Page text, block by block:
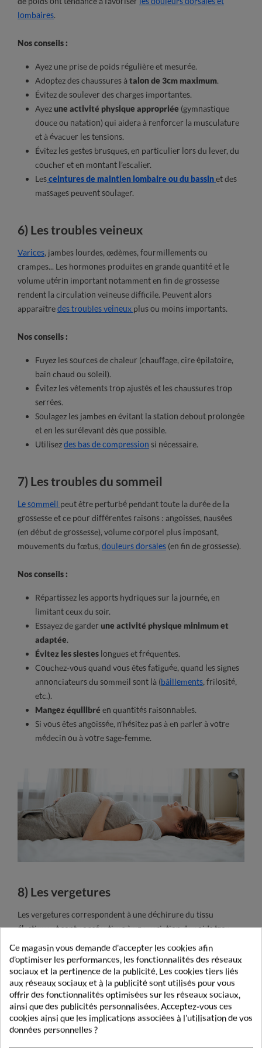
lombaires.
Nos conseils :
Ayez une prise de poids régulière et mesurée.
Adoptez des chaussures à talon de 3cm maximum.
Évitez de soulever des charges importantes.
Ayezune activité physique appropriée (gymnastique
douce ou natation) qui aidera à renforcer la musculature
et à évacuer les tensions.
Évitez les gestes brusques, en particulier lors du lever, du
coucher et en montant l’escalier.
Lesceintures de maintien lombaire ou du bassinet des
massages peuvent soulager.
6) Les troubles veineux
Varices, jambes lourdes, œdèmes, fourmillements ou
crampes... Les hormones produites en grande quantité et le
volume utérin important notamment en fin de grossesse
rendent la circulation veineuse difficile. Peuvent alors
apparaîtredes troubles veineux plus ou moins importants.
Nos conseils :
Fuyez les sources de chaleur (chauffage, cire épilatoire,
bain chaud ou soleil).
Évitez les vêtements trop ajustés et les chaussures trop
serrées.
Soulagez les jambes en évitant la station debout prolongée
et en les surélevant dès que possible.
Utilisezdes bas de compression si nécessaire.
7) Les troubles du sommeil
Le sommeil peut être perturbé pendant toute la durée de la
grossesse et ce pour différentes raisons : angoisses, nausées
(en début de grossesse), volume corporel plus imposant,
mouvements du fœtus, douleurs dorsales (en fin de grossesse).
Nos conseils :
Répartissez les apports hydriques sur la journée, en
limitant ceux du soir.
Essayez de garder une activité physique minimum et
adaptée.
Évitez les siestes longues et fréquentes.
Couchez-vous quand vous êtes fatiguée, quand les signes
annonciateurs du sommeil sont là (bâillements, frilosité,
etc.).
Mangez équilibré en quantités raisonnables.
Si vous êtes angoissée, n’hésitez pas à en parler à votre
médecin ou à votre sage-femme.
8) Les vergetures
Les vergetures correspondent à une déchirure du tissu
élastique et sont consécutives à une variation de poids trop
importante, trop rapide et des modifications hormonales.
Notre conseil :
Pensez àbien hydrater votre peau mais aucune crème
n’aura d’effet magique si votre prise de poids est
excessive. il existe toutefois dessoins spécialement
formulés pour prévenir au mieux l'apparition des
Ce magasin vous demande d'accepter les cookies afin
d'optimiser les performances, les fonctionnalités des réseaux
sociaux et la pertinence de la publicité. Les cookies tiers liés
aux réseaux sociaux et à la publicité sont utilisés pour vous
offrir des fonctionnalités optimisées sur les réseaux sociaux,
ainsi que des publicités personnalisées. Acceptez-vous ces
cookies ainsi que les implications associées à l'utilisation de vos
données personnelles ?